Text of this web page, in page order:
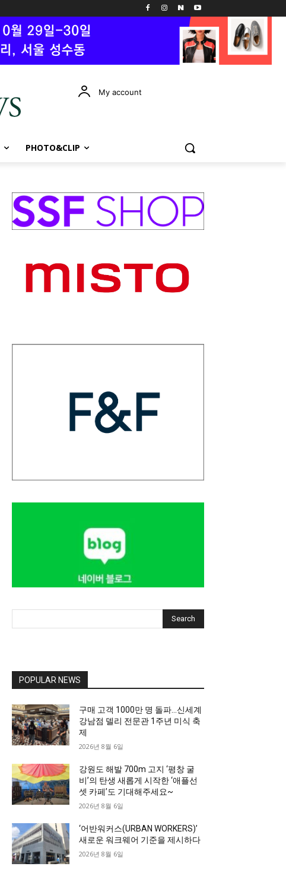
My account
PHOTO&CLIP
Search
POPULAR NEWS
구매 고객 1000만 명 돌파…신세계
강남점 델리 전문관 1주년 미식 축
제
2026년 8월 6일
강원도 해발 700m 고지 ‘평창 굴
비’의 탄생 새롭게 시작한 ‘애플선
셋 카페’도 기대해주세요~
2026년 8월 6일
‘어반워커스(URBAN WORKERS)’
새로운 워크웨어 기준을 제시하다
2026년 8월 6일